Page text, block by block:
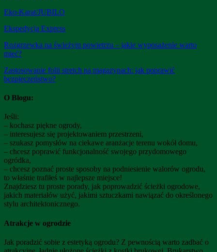
Eko-Karat/JUBILO
Ekspedycja Express
Rozgrzewka na świeżym powietrzu – jakie wyposażenie warto
mieć?
Zastosowanie folii stretch na magazynach: jak poprawić
bezpieczeństwo?
O Blogu:
Jeśli:
– kochasz piękne ogrody,
– interesujesz się projektowaniem przestrzeni,
– szukasz pomysłów na ciekawe aranżacje terenu wokół domu,
– chcesz poprawić funkcjonalność swojego przydomowego
ogródka,
– chcesz poznać proste sposoby na podniesienie walorów ogrodu,
to właśnie trafiłeś w najlepsze miejsce!
Znajdziesz tu proste porady, jak poprowadzić ścieżki ogrodowe,
jakich materiałów użyć, jakimi sztuczkami nawiązać do określonego
stylu architektonicznego.
Atrakcje w ogrodzie
Jak poradzić sobie z estetyką ogrodu? Z pewnością warto zadbać o